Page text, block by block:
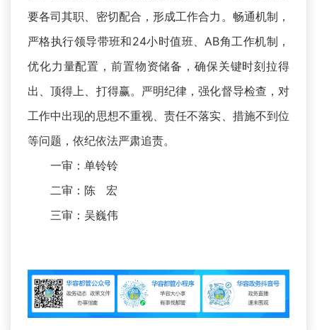
要各司其职、密切配合，形成工作合力。畅通机制，
严格执行领导带班和24小时值班、AB角工作机制，
优化力量配置，前置物资储备，确保关键时刻拉得
出、顶得上、打得赢。严明纪律，强化督导检查，对
工作中出现的思想不重视、责任不落实、措施不到位
等问题，依纪依法严肃追责。
一审：单铃铃
二审：陈 宏
三审：吴巍伟